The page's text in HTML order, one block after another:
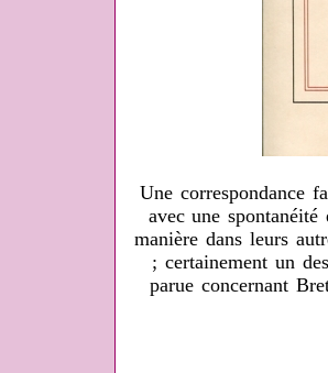
Une correspondance
avec une
manière dans leurs
; certainement un
parue concernant